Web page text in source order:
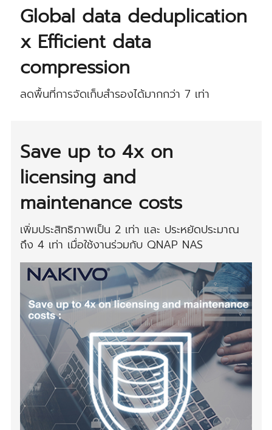
Global data deduplication
x Efficient data
compression
ลดพื้นที่การจัดเก็บสำรองได้มากกว่า 7 เท่า
Save up to 4x on
licensing and
maintenance costs
เพิ่มประสิทธิภาพเป็น 2 เท่า และ ประหยัดประมาณ
ถึง 4 เท่า เมื่อใช้งานร่วมกับ QNAP NAS